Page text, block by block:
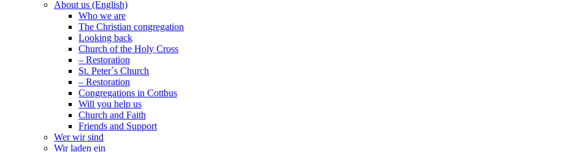
About us (English)
Who we are
The Christian congregation
Looking back
Church of the Holy Cross
– Restoration
St. Peter´s Church
– Restoration
Congregations in Cottbus
Will you help us
Church and Faith
Friends and Support
Wer wir sind
Wir laden ein